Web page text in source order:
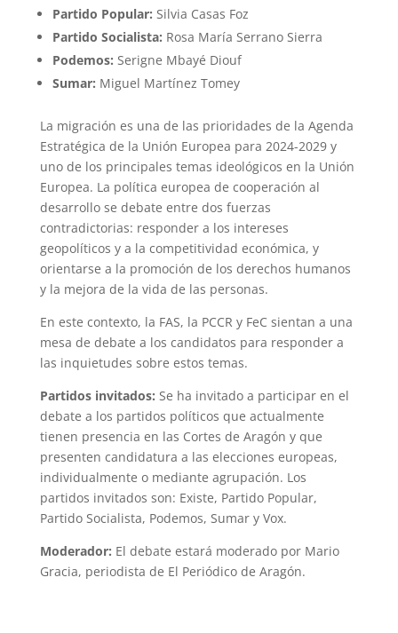
Partido Popular: Silvia Casas Foz
Partido Socialista: Rosa María Serrano Sierra
Podemos: Serigne Mbayé Diouf
Sumar: Miguel Martínez Tomey
La migración es una de las prioridades de la Agenda
Estratégica de la Unión Europea para 2024-2029 y
uno de los principales temas ideológicos en la Unión
Europea. La política europea de cooperación al
desarrollo se debate entre dos fuerzas
contradictorias: responder a los intereses
geopolíticos y a la competitividad económica, y
orientarse a la promoción de los derechos humanos
y la mejora de la vida de las personas.
En este contexto, la FAS, la PCCR y FeC sientan a una
mesa de debate a los candidatos para responder a
las inquietudes sobre estos temas.
Partidos invitados: Se ha invitado a participar en el
debate a los partidos políticos que actualmente
tienen presencia en las Cortes de Aragón y que
presenten candidatura a las elecciones europeas,
individualmente o mediante agrupación. Los
partidos invitados son: Existe, Partido Popular,
Partido Socialista, Podemos, Sumar y Vox.
Moderador: El debate estará moderado por Mario
Gracia, periodista de El Periódico de Aragón.